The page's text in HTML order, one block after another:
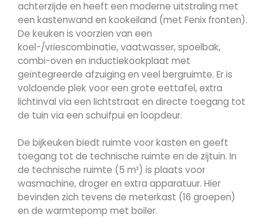
achterzijde en heeft een moderne uitstraling met
een kastenwand en kookeiland (met Fenix fronten).
De keuken is voorzien van een
koel-/vriescombinatie, vaatwasser, spoelbak,
combi-oven en inductiekookplaat met
geïntegreerde afzuiging en veel bergruimte. Er is
voldoende plek voor een grote eettafel, extra
lichtinval via een lichtstraat en directe toegang tot
de tuin via een schuifpui en loopdeur.
De bijkeuken biedt ruimte voor kasten en geeft
toegang tot de technische ruimte en de zijtuin. In
de technische ruimte (5 m²) is plaats voor
wasmachine, droger en extra apparatuur. Hier
bevinden zich tevens de meterkast (16 groepen)
en de warmtepomp met boiler.